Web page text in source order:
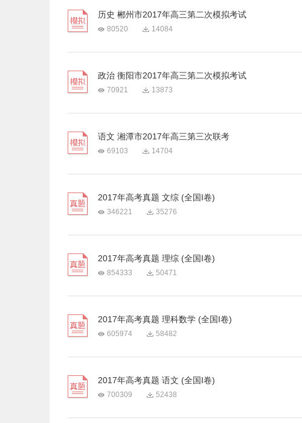
历史 郴州市2017年高三第二次模拟考试
80520 14084
政治 衡阳市2017年高三第二次模拟考试
70921 13873
语文 湘潭市2017年高三第三次联考
69103 14704
2017年高考真题 文综 (全国I卷)
346221 35276
2017年高考真题 理综 (全国I卷)
854333 50471
2017年高考真题 理科数学 (全国I卷)
605974 58482
2017年高考真题 语文 (全国I卷)
700309 52438